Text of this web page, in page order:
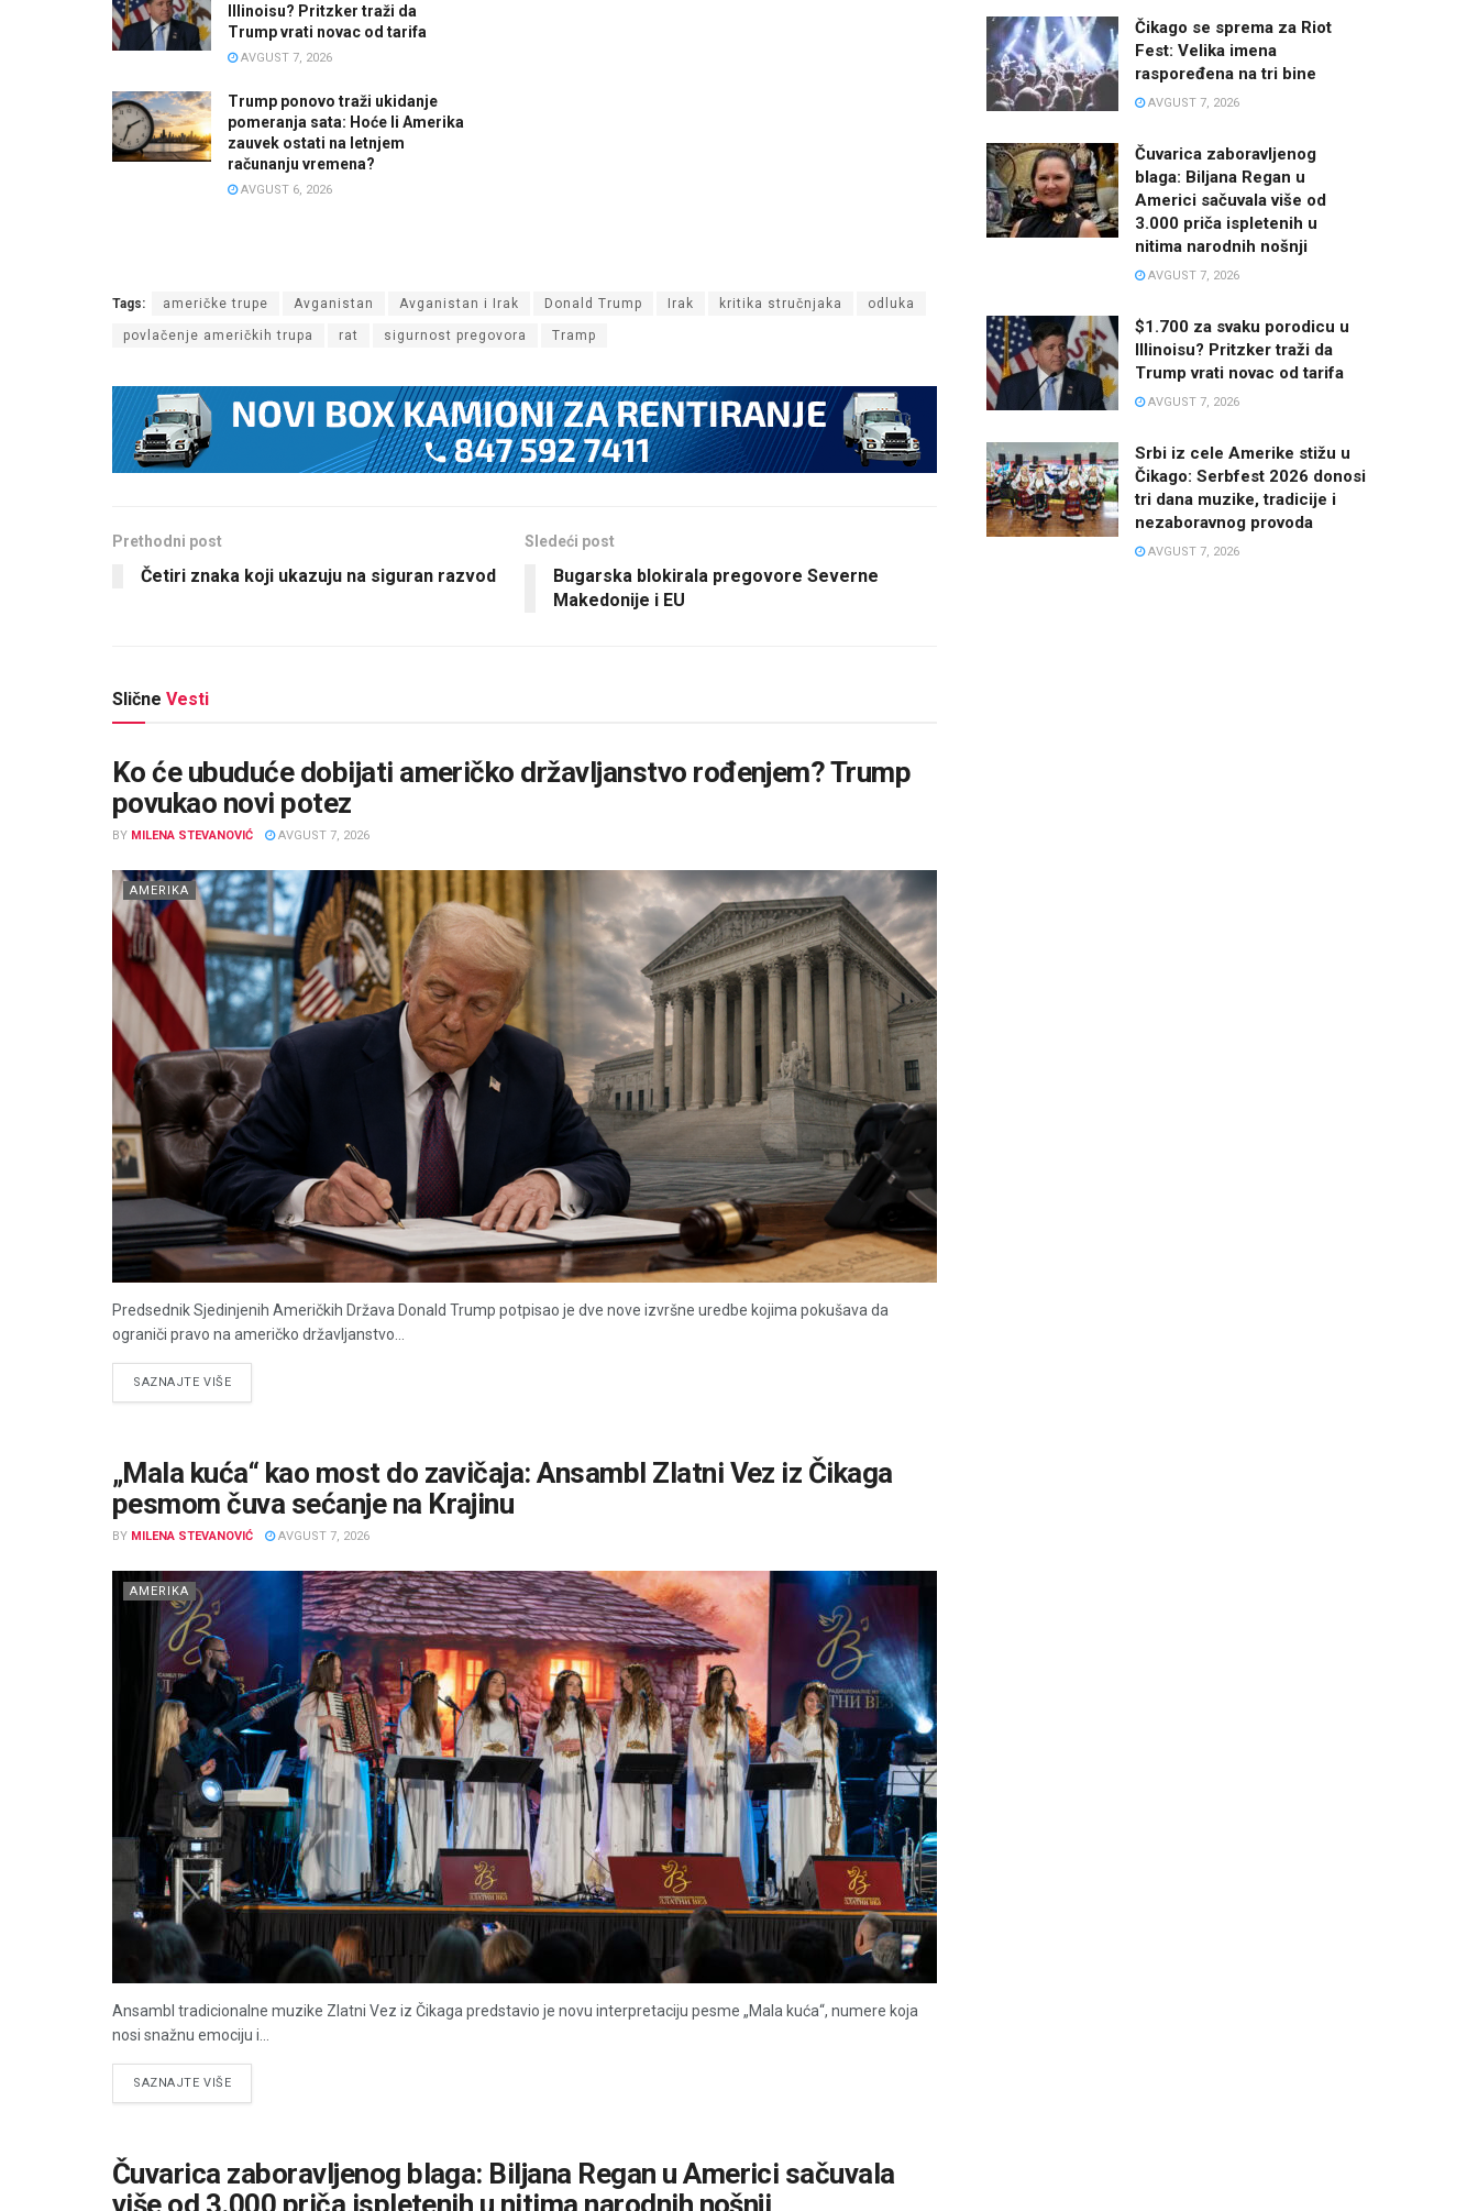
Illinoisu? Pritzker traži da
Trump vrati novac od tarifa
AVGUST 7, 2026
Trump ponovo traži ukidanje
pomeranja sata: Hoće li Amerika
zauvek ostati na letnjem
računanju vremena?
AVGUST 6, 2026
Tags: američke trupe Avganistan Avganistan i Irak Donald Trump Irak kritika stručnjaka odluka
povlačenje američkih trupa rat sigurnost pregovora Tramp
Prethodni post
Četiri znaka koji ukazuju na siguran razvod
Sledeći post
Bugarska blokirala pregovore Severne
Makedonije i EU
Slične Vesti
Ko će ubuduće dobijati američko državljanstvo rođenjem? Trump
povukao novi potez
BY MILENA STEVANOVIĆ AVGUST 7, 2026
AMERIKA
Predsednik Sjedinjenih Američkih Država Donald Trump potpisao je dve nove izvršne uredbe kojima pokušava da
ograniči pravo na američko državljanstvo...
SAZNAJTE VIŠEDETAILS
„Mala kuća“ kao most do zavičaja: Ansambl Zlatni Vez iz Čikaga
pesmom čuva sećanje na Krajinu
BY MILENA STEVANOVIĆ AVGUST 7, 2026
AMERIKA
Ansambl tradicionalne muzike Zlatni Vez iz Čikaga predstavio je novu interpretaciju pesme „Mala kuća“, numere koja
nosi snažnu emociju i...
SAZNAJTE VIŠEDETAILS
Čuvarica zaboravljenog blaga: Biljana Regan u Americi sačuvala
više od 3.000 priča ispletenih u nitima narodnih nošnji
Čikago se sprema za Riot
Fest: Velika imena
raspoređena na tri bine
AVGUST 7, 2026
Čuvarica zaboravljenog
blaga: Biljana Regan u
Americi sačuvala više od
3.000 priča ispletenih u
nitima narodnih nošnji
AVGUST 7, 2026
$1.700 za svaku porodicu u
Illinoisu? Pritzker traži da
Trump vrati novac od tarifa
AVGUST 7, 2026
Srbi iz cele Amerike stižu u
Čikago: Serbfest 2026 donosi
tri dana muzike, tradicije i
nezaboravnog provoda
AVGUST 7, 2026